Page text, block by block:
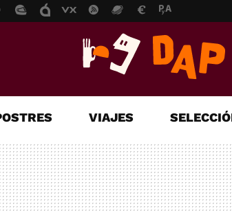
VIAJES